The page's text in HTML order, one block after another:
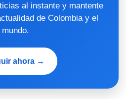
al instante y mantente
de Colombia y el
mundo.
ahora →